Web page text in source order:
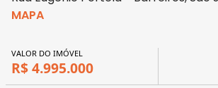
MAPA
VALOR DO IMÓVEL
R$ 4.995.000